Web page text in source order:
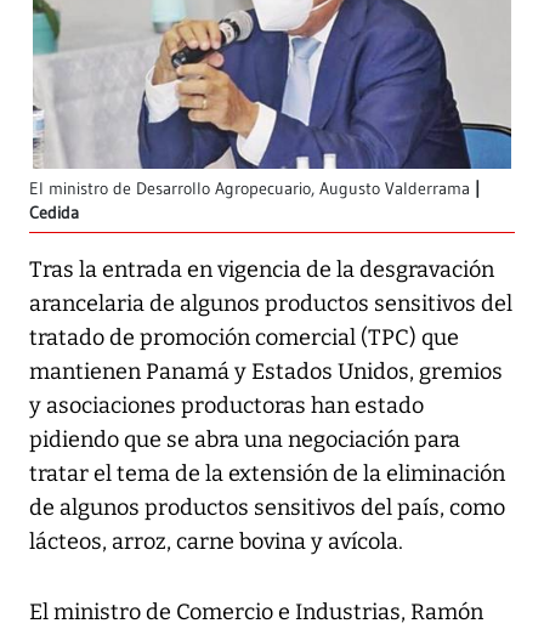
El ministro de Desarrollo Agropecuario, Augusto Valderrama
Cedida
Tras la entrada en vigencia de la desgravación
arancelaria de algunos productos sensitivos del
tratado de promoción comercial (TPC) que
mantienen Panamá y Estados Unidos, gremios
y asociaciones productoras han estado
pidiendo que se abra una negociación para
tratar el tema de la extensión de la eliminación
de algunos productos sensitivos del país, como
lácteos, arroz, carne bovina y avícola.
El ministro de Comercio e Industrias, Ramón